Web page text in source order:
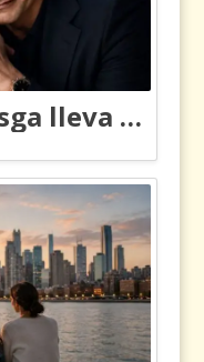
Carlos Manuel Vesga lleva el nombre de Colombia a los Emmy